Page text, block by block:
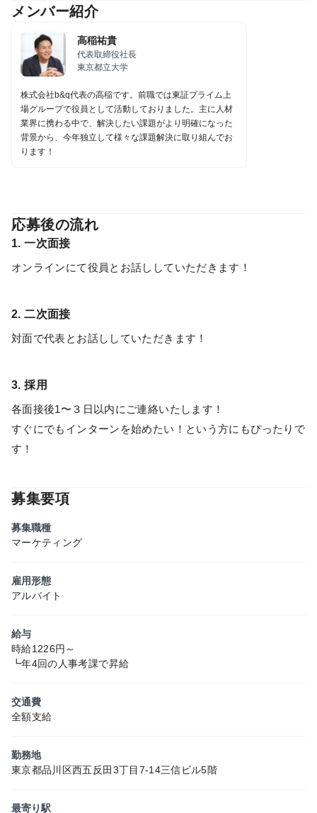
メンバー紹介
高稲祐貴
代表取締役社長
東京都立大学
株式会社b&q代表の高稲です。前職では東証プライム上
場グループで役員として活動しておりました。主に人材
業界に携わる中で、解決したい課題がより明確になった
背景から、今年独立して様々な課題解決に取り組んでお
ります！
応募後の流れ
1. 一次面接
オンラインにて役員とお話ししていただきます！
2. 二次面接
対面で代表とお話ししていただきます！
3. 採用
各面接後1〜３日以内にご連絡いたします！
すぐにでもインターンを始めたい！という方にもぴったりで
す！
募集要項
募集職種
マーケティング
雇用形態
アルバイト
給与
時給1226円～
┗年4回の人事考課で昇給
交通費
全額支給
勤務地
東京都品川区西五反田3丁目7-14三信ビル5階
最寄り駅